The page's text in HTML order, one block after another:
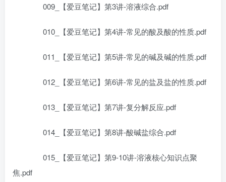
009_【爱豆笔记】第3讲-溶液综合.pdf
010_【爱豆笔记】第4讲-常见的酸及酸的性质.pdf
011_【爱豆笔记】第5讲-常见的碱及碱的性质.pdf
012_【爱豆笔记】第6讲-常见的盐及盐的性质.pdf
013_【爱豆笔记】第7讲-复分解反应.pdf
014_【爱豆笔记】第8讲-酸碱盐综合.pdf
015_【爱豆笔记】第9-10讲-溶液核心知识点聚
焦.pdf